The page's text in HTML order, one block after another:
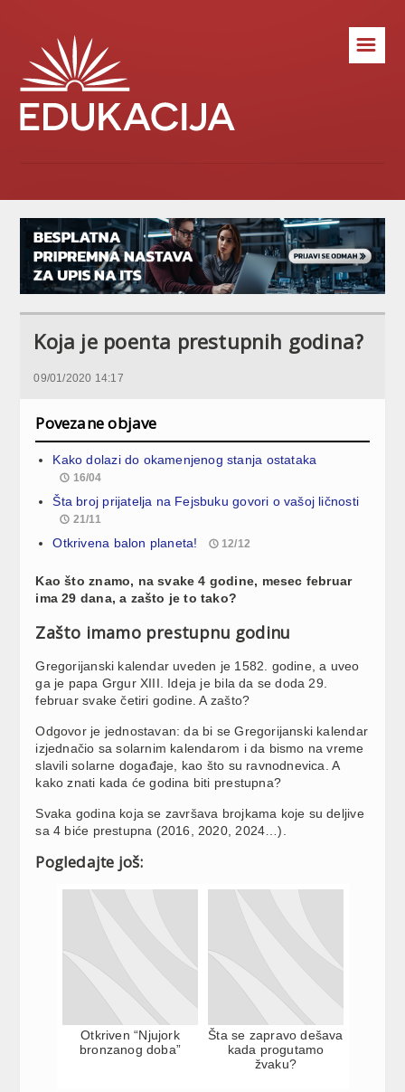
☰
Koja je poenta prestupnih godina?
09/01/2020 14:17
Povezane objave
Kako dolazi do okamenjenog stanja ostataka
16/04
Šta broj prijatelja na Fejsbuku govori o vašoj ličnosti
21/11
Otkrivena balon planeta! 12/12
Kao što znamo, na svake 4 godine, mesec februar
ima 29 dana, a zašto je to tako?
Zašto imamo prestupnu godinu
Gregorijanski kalendar uveden je 1582. godine, a uveo
ga je papa Grgur XIII. Ideja je bila da se doda 29.
februar svake četiri godine. A zašto?
Odgovor je jednostavan: da bi se Gregorijanski kalendar
izjednačio sa solarnim kalendarom i da bismo na vreme
slavili solarne događaje, kao što su ravnodnevica. A
kako znati kada će godina biti prestupna?
Svaka godina koja se završava brojkama koje su deljive
sa 4 biće prestupna (2016, 2020, 2024…).
Pogledajte još:
Otkriven “Njujork
bronzanog doba”
Šta se zapravo dešava
kada progutamo
žvaku?